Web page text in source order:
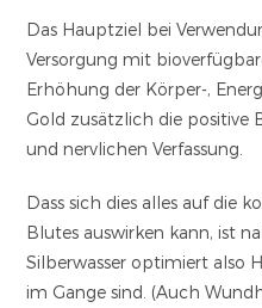
Das Hauptziel bei
Versorgung mit
Erhöhung der Körper-,
Gold zusätzlich die positive
und nervlichen Verfassung.
Dass sich dies alles auf die
Blutes auswirken kann, ist
Silberwasser optimiert also
im Gange sind. (Auch